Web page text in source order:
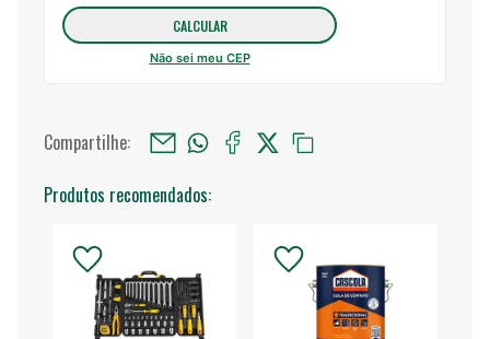
Não sei meu CEP
Compartilhe:
Produtos recomendados: